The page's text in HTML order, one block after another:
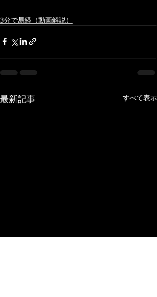
3分で易経（動画解説）
最新記事 すべて表示